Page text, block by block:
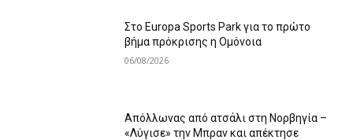
Στο Europa Sports Park για το πρώτο
βήμα πρόκρισης η Ομόνοια
06/08/2026
Απόλλωνας από ατσάλι στη Νορβηγία –
«Λύγισε» την Μπραν και απέκτησε